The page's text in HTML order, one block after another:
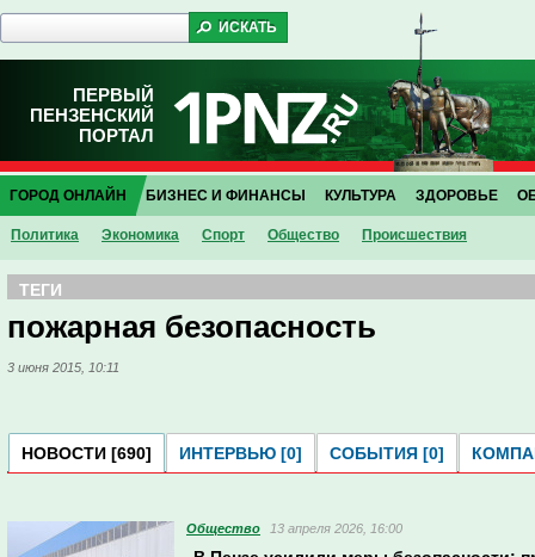
ПЕРВЫЙ
ПЕНЗЕНСКИЙ
ПОРТАЛ
ГОРОД ОНЛАЙН
Политика Экономика Спорт Общество Проиcшествия
БИЗНЕС И ФИНАНСЫ КУЛЬТУРА ЗДОРОВЬЕ
ТЕГИ
пожарная безопасность
3 июня 2015, 10:11
НОВОСТИ [690] ИНТЕРВЬЮ [0] СОБЫТИЯ [0]
Общество 13 апреля 2026, 16:00